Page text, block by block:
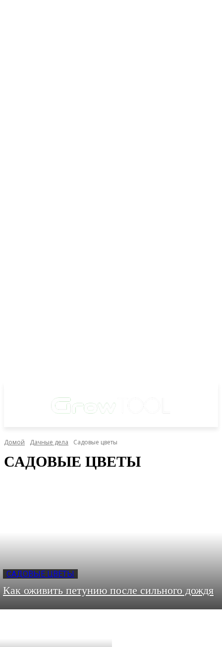
Домой Дачные дела Садовые цветы
САДОВЫЕ ЦВЕТЫ
САДОВЫЕ ЦВЕТЫ
Как оживить петунию после сильного дождя